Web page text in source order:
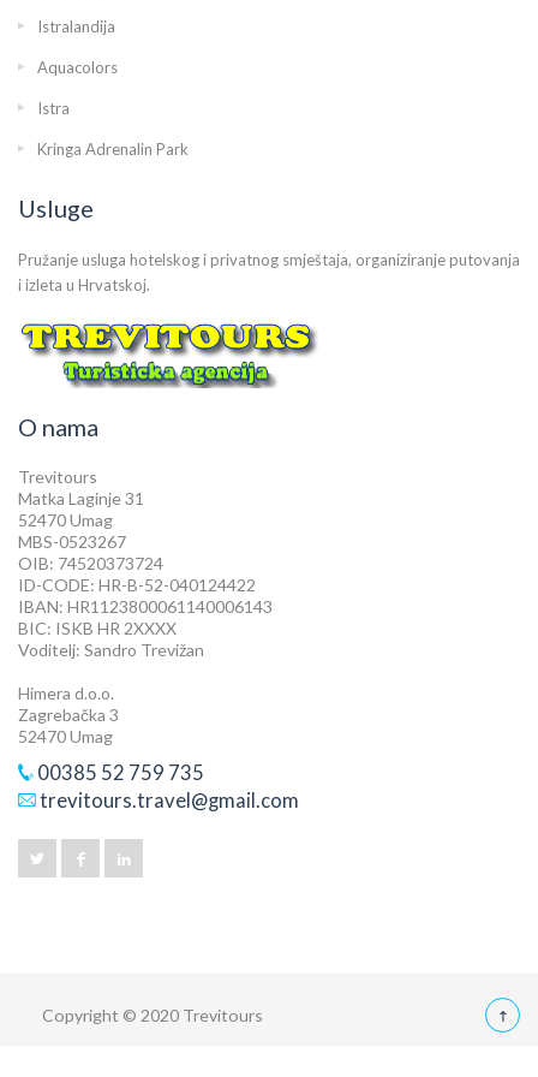
Istralandija
Aquacolors
Istra
Kringa Adrenalin Park
Usluge
Pružanje usluga hotelskog i privatnog smještaja, organiziranje putovanja
i izleta u Hrvatskoj.
O nama
Trevitours
Matka Laginje 31
52470 Umag
MBS-0523267
OIB: 74520373724
ID-CODE: HR-B-52-040124422
IBAN: HR1123800061140006143
BIC: ISKB HR 2XXXX
Voditelj: Sandro Trevižan
Himera d.o.o.
Zagrebačka 3
52470 Umag
00385 52 759 735
trevitours.travel@gmail.com
Copyright © 2020 Trevitours